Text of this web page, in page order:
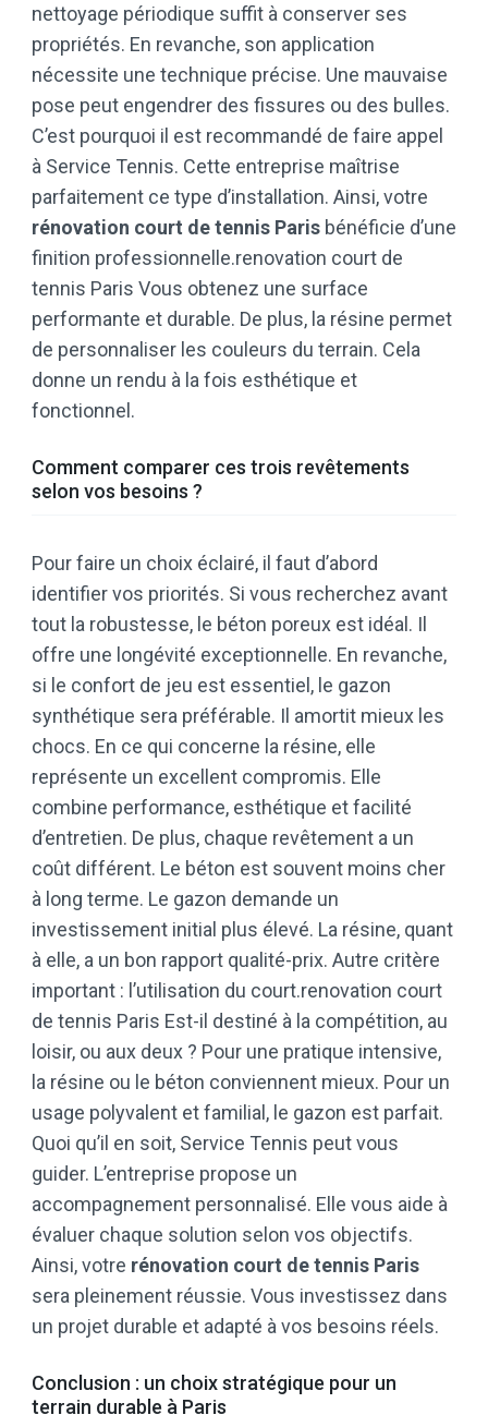
nettoyage périodique suffit à conserver ses
propriétés. En revanche, son application
nécessite une technique précise. Une mauvaise
pose peut engendrer des fissures ou des bulles.
C’est pourquoi il est recommandé de faire appel
à Service Tennis. Cette entreprise maîtrise
parfaitement ce type d’installation. Ainsi, votre
rénovation court de tennis Paris bénéficie d’une
finition professionnelle.renovation court de
tennis Paris Vous obtenez une surface
performante et durable. De plus, la résine permet
de personnaliser les couleurs du terrain. Cela
donne un rendu à la fois esthétique et
fonctionnel.
Comment comparer ces trois revêtements
selon vos besoins ?
Pour faire un choix éclairé, il faut d’abord
identifier vos priorités. Si vous recherchez avant
tout la robustesse, le béton poreux est idéal. Il
offre une longévité exceptionnelle. En revanche,
si le confort de jeu est essentiel, le gazon
synthétique sera préférable. Il amortit mieux les
chocs. En ce qui concerne la résine, elle
représente un excellent compromis. Elle
combine performance, esthétique et facilité
d’entretien. De plus, chaque revêtement a un
coût différent. Le béton est souvent moins cher
à long terme. Le gazon demande un
investissement initial plus élevé. La résine, quant
à elle, a un bon rapport qualité-prix. Autre critère
important : l’utilisation du court.renovation court
de tennis Paris Est-il destiné à la compétition, au
loisir, ou aux deux ? Pour une pratique intensive,
la résine ou le béton conviennent mieux. Pour un
usage polyvalent et familial, le gazon est parfait.
Quoi qu’il en soit, Service Tennis peut vous
guider. L’entreprise propose un
accompagnement personnalisé. Elle vous aide à
évaluer chaque solution selon vos objectifs.
Ainsi, votre rénovation court de tennis Paris
sera pleinement réussie. Vous investissez dans
un projet durable et adapté à vos besoins réels.
Conclusion : un choix stratégique pour un
terrain durable à Paris